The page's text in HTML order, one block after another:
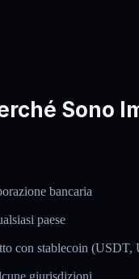
Sono
bancaria
paese
con stablecoin (USDT,
giurisdizioni